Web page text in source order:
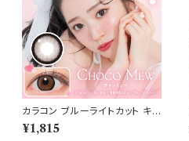
カラコン ブルーライトカット キャ
ンディーマジック ワンデー 【CO
LOR：チョコミュー】1箱10枚 度
¥1,815